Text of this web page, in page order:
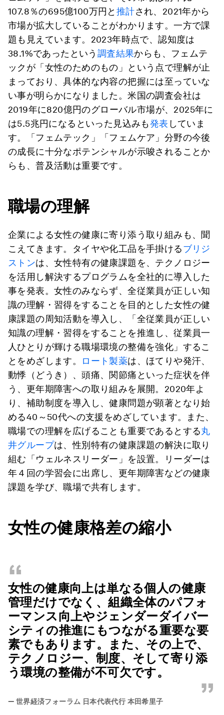
107.8％の695億100万円と 推計され、2021年から
市場が拡大していることがわかります。一方で課
題も見えています。2023年時点で、認知度は
38.1%であったという 調査結果からも、フェムテ
ックが「女性のためのもの」という点で理解が止
まっており、具体的な内容の把握には至っていな
い事が明らかになりました。米国の調査会社は
2019年に820億円のグローバル市場が、2025年に
は5.5兆円になるといった見込みも発表 していま
す。「フェムテック」「フェムケア」分野の今後
の成長に十分なポテンシャルが示唆されることか
らも、普及活動は重要です。
職場の理解
企業による女性の健康に寄り添う取り組みも、聞
こえてきます。タイヤや化工品を手掛けるブリジ
ストンは、女性特有の健康課題を、テクノロジー
を活用し解決するプログラムを全社的に導入した
事を発表。女性のみならず、全従業員が正しい知
識の理解・習得をすることを目的とした女性の健
康課題の周知活動を導入し、「全従業員が正しい
知識の理解・習得をすることを推進し、従業員一
人ひとりが輝ける職場環境の整備を強化」するこ
とをめざします。
ロート製薬は、ほてりや発汗、
動悸（どうき）、頭痛、関節痛といった症状を伴
う、更年期障害への取り組みを展開。2020年よ
り、補助制度を導入し、健康問題が顕著となり始
める40～50代への支援をめざしています。また、
職場での理解を広げることも重要であるとする丸
井グループは、性別特有の健康課題の解決に取り
組む「ウェルネスリーダー」を設置。リーダーは
年４回の学習会に出席し、更年期障害などの健康
課題を学び、職場で共有します。
女性の健康格差の縮小
“
女性の健康向上は単なる個人の健康
管理だけでなく、組織全体のパフォ
ーマンス向上やジェンダーダイバー
シティの推進にもつながる重要な要
素でもあります。また、その上で、
テクノロジー、制度、そして寄り添
う環境の整備が不可欠です。
”
— 世界経済フォーラム 日本代表代行 本田希里子